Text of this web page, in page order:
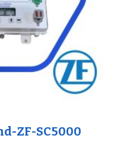
ZF-SC5000